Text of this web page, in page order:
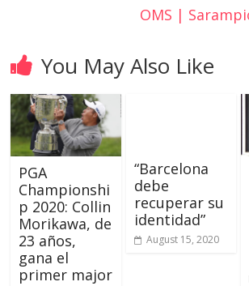
OMS |
You May Also Like
PGA
Championshi
p 2020: Collin
Morikawa, de
23 años,
gana el
primer major
“Barcelona
debe
recuperar su
identidad”
August 15, 2020